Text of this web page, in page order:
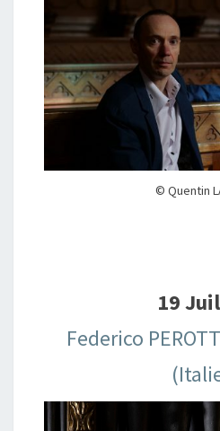
© Quentin
19
Federico